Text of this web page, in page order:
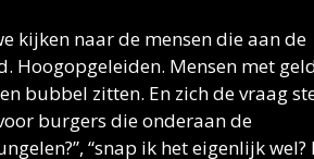
kijken naar de mensen die aan de
Hoogopgeleiden. Mensen met
bubbel zitten. En zich de vraag
burgers die onderaan de
“snap ik het eigenlijk wel?